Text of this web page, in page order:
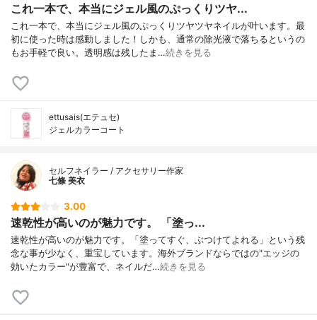
これ一本で、本当にジェル風のぷっくりツヤ...
これ一本で、本当にジェル風のぷっくりツヤツヤネイルが叶います。最
初に使った時は感動しました！しかも、通常の除光液で落ちるというの
もお手軽で良い。透明感は残したま…続きを見る
ettusais(エテュセ)
ジェルカラーコート
セルフネイラー / アクセサリー作家
七條 美衣
3.00
速乾性が高いのが魅力です。 「塗っ...
速乾性が高いのが魅力です。「塗ってすぐ、ぶつけてよれる」という残
念な事が少なく、重宝しています。海外ブランドならではの"エッジの
効いたカラー"が豊富で、ネイルだ…続きを見る